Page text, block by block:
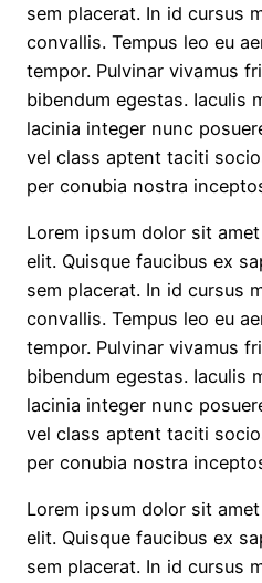
sem placerat. In id cursus
convallis. Tempus leo eu
tempor. Pulvinar vivamus
bibendum egestas. Iaculis
lacinia integer nunc
vel class aptent taciti
per conubia nostra
Lorem ipsum dolor sit
elit. Quisque faucibus ex
sem placerat. In id cursus
convallis. Tempus leo eu
tempor. Pulvinar vivamus
bibendum egestas. Iaculis
lacinia integer nunc
vel class aptent taciti
per conubia nostra
Lorem ipsum dolor sit
elit. Quisque faucibus ex
sem placerat. In id cursus